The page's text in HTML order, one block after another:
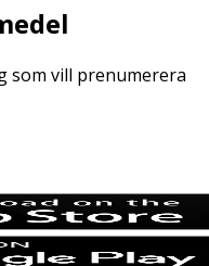
som vill prenumerera